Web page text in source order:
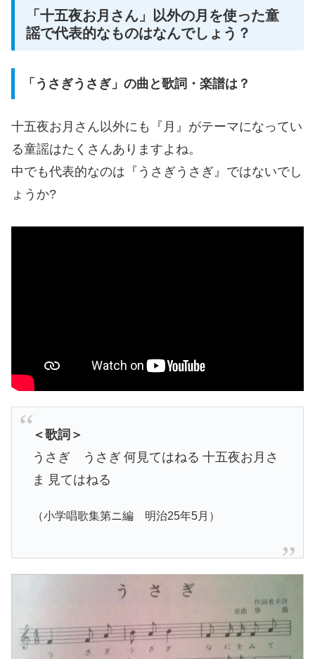
「十五夜お月さん」以外の月を使った童
謡で代表的なものはなんでしょう？
「うさぎうさぎ」の曲と歌詞・楽譜は？
十五夜お月さん以外にも『月』がテーマになってい
る童謡はたくさんありますよね。
中でも代表的なのは『うさぎうさぎ』ではないでし
ょうか?
＜歌詞＞
うさぎ うさぎ 何見てはねる 十五夜お月さ
ま 見てはねる
（小学唱歌集第ニ編 明治25年5月）